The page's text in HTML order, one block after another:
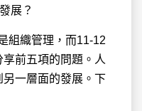
展？
組織管理，而11-12
前五項的問題。人
一層面的發展。下